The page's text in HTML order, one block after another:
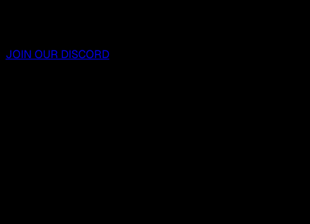
JOIN OUR DISCORD